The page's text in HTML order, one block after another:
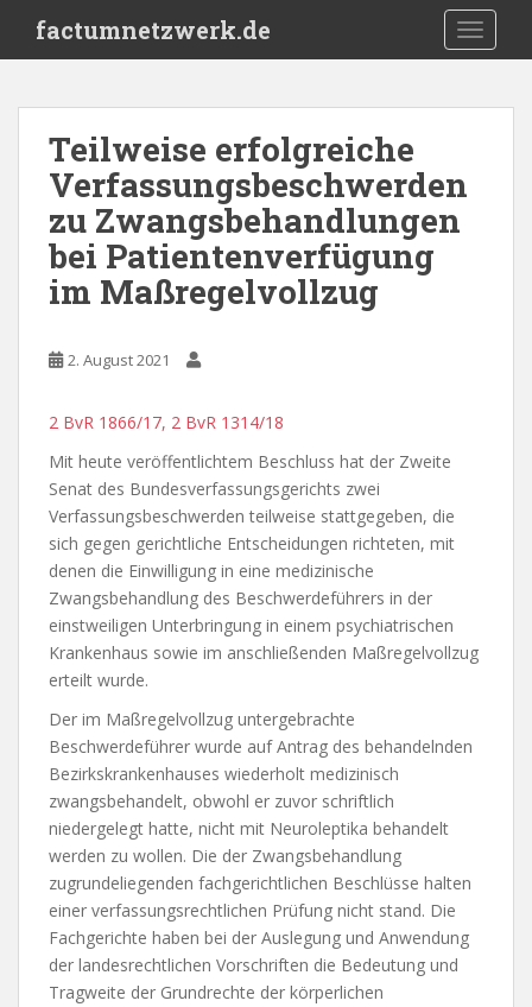
i
factumnetzwerk.de
Teilweise erfolgreiche
Verfassungsbeschwerden
zu Zwangsbehandlungen
bei Patientenverfügung
im Maßregelvollzug
2. August 2021
2 BvR 1866/17, 2 BvR 1314/18
Mit heute veröffentlichtem Beschluss hat der Zweite
Senat des Bundesverfassungsgerichts zwei
Verfassungsbeschwerden teilweise stattgegeben, die
sich gegen gerichtliche Entscheidungen richteten, mit
denen die Einwilligung in eine medizinische
Zwangsbehandlung des Beschwerdeführers in der
einstweiligen Unterbringung in einem psychiatrischen
Krankenhaus sowie im anschließenden Maßregelvollzug
erteilt wurde.
Der im Maßregelvollzug untergebrachte
Beschwerdeführer wurde auf Antrag des behandelnden
Bezirkskrankenhauses wiederholt medizinisch
zwangsbehandelt, obwohl er zuvor schriftlich
niedergelegt hatte, nicht mit Neuroleptika behandelt
werden zu wollen. Die der Zwangsbehandlung
zugrundeliegenden fachgerichtlichen Beschlüsse halten
einer verfassungsrechtlichen Prüfung nicht stand. Die
Fachgerichte haben bei der Auslegung und Anwendung
der landesrechtlichen Vorschriften die Bedeutung und
Tragweite der Grundrechte der körperlichen